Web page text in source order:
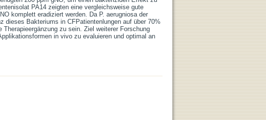
PA14 zeigten eine vergleichsweise gute
komplett eradiziert werden. Da P. aerugniosa der
dieses Bakteriums in CFPatientenlungen auf über 70%
zu sein. Ziel weiterer Forschung
in vivo zu evaluieren und optimal an